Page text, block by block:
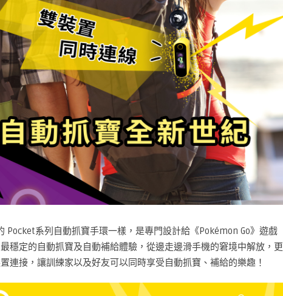
Pocket系列自動抓寶手環一樣，是專門設計給《Pokémon Go》遊戲
穩定的自動抓寶及自動補給體驗，從邊走邊滑手機的窘境中解放，更
連接，讓訓練家以及好友可以同時享受自動抓寶、補給的樂趣！